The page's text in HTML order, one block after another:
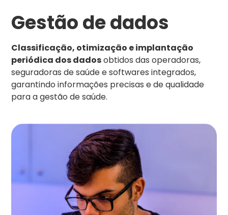
Gestão de dados
Classificação, otimização e implantação
periódica dos dadosobtidos das operadoras,
seguradoras de saúde e softwares integrados,
garantindo informações precisas e de qualidade
para a gestão de saúde.